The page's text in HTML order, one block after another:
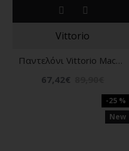
Vittorio
Παντελόνι Vittorio Macerino άσπρο
67,42€
New
-25 %